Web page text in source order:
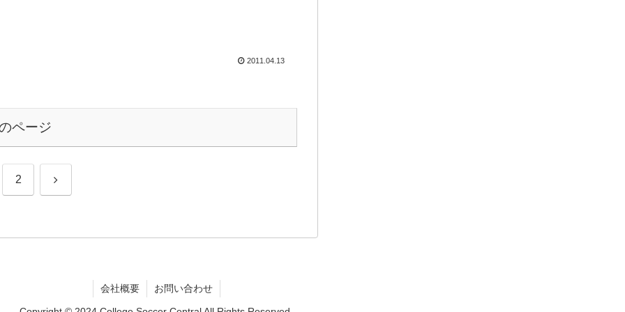
2011.04.13
ページ
2 次
会社概要 お問い合わせ